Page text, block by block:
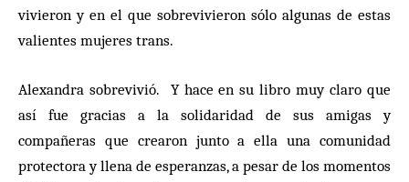
vivieron y en el que sobrevivieron sólo algunas de estas
valientes mujeres trans.
Alexandra sobrevivió. Y hace en su libro muy claro que
así fue gracias a la solidaridad de sus amigas y
compañeras que crearon junto a ella una comunidad
protectora y llena de esperanzas, a pesar de los momentos